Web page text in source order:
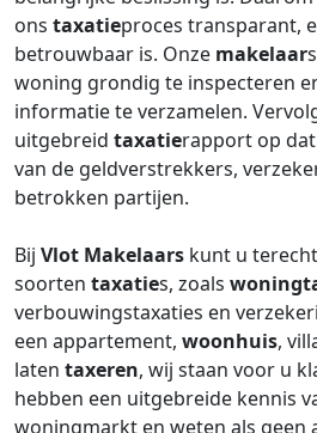
ons taxatieproces transparant,
betrouwbaar is. Onze makelaar
woning grondig te inspecteren
informatie te verzamelen.
uitgebreid taxatierapport op
van de geldverstrekkers,
betrokken partijen.
Bij Vlot Makelaars kunt u
soorten taxaties, zoals
verbouwingstaxaties en
een appartement, woonhuis,
laten taxeren, wij staan voor u
hebben een uitgebreide kennis
woningmarkt en weten als geen